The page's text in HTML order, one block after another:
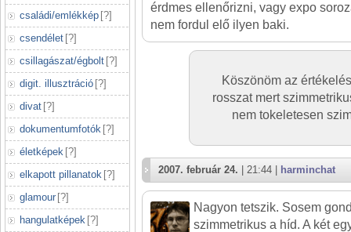
családi/emlékkép [?]
csendélet [?]
csillagászat/égbolt [?]
digit. illusztráció [?]
divat [?]
dokumentumfotók [?]
életképek [?]
elkapott pillanatok [?]
glamour [?]
hangulatképek [?]
érdmes ellenőrizni, vagy expo
nem fordul elő ilyen baki.
Köszönöm az
rosszat mert
nem tokeletesen
2007. február 24. | 21:44 | harminchat
Nagyon tetszik. Sosem
szimmetrikus a híd. A két